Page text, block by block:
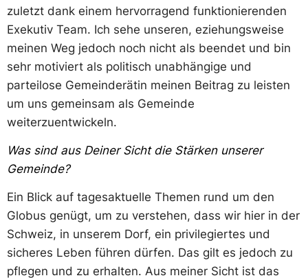
zuletzt dank einem hervorragend funktionierenden
Exekutiv Team. Ich sehe unseren, eziehungsweise
meinen Weg jedoch noch nicht als beendet und bin
sehr motiviert als politisch unabhängige und
parteilose Gemeinderätin meinen Beitrag zu leisten
um uns gemeinsam als Gemeinde
weiterzuentwickeln.
Was sind aus Deiner Sicht die Stärken unserer
Gemeinde?
Ein Blick auf tagesaktuelle Themen rund um den
Globus genügt, um zu verstehen, dass wir hier in der
Schweiz, in unserem Dorf, ein privilegiertes und
sicheres Leben führen dürfen. Das gilt es jedoch zu
pflegen und zu erhalten. Aus meiner Sicht ist das